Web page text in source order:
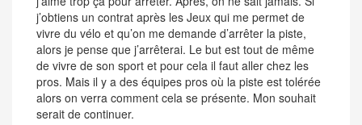
j’obtiens un contrat après les Jeux qui me permet de
vivre du vélo et qu’on me demande d’arrêter la piste,
alors je pense que j’arrêterai. Le but est tout de même
de vivre de son sport et pour cela il faut aller chez les
pros. Mais il y a des équipes pros où la piste est tolérée
alors on verra comment cela se présente. Mon souhait
serait de continuer.